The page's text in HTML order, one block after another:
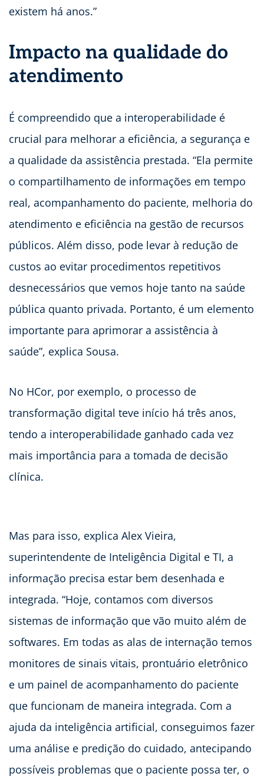
existem há anos.”
Impacto na qualidade do
atendimento
É compreendido que a interoperabilidade é
crucial para melhorar a eficiência, a segurança e
a qualidade da assistência prestada. “Ela permite
o compartilhamento de informações em tempo
real, acompanhamento do paciente, melhoria do
atendimento e eficiência na gestão de recursos
públicos. Além disso, pode levar à redução de
custos ao evitar procedimentos repetitivos
desnecessários que vemos hoje tanto na saúde
pública quanto privada. Portanto, é um elemento
importante para aprimorar a assistência à
saúde”, explica Sousa.
No HCor, por exemplo, o processo de
transformação digital teve início há três anos,
tendo a interoperabilidade ganhado cada vez
mais importância para a tomada de decisão
clínica.
Mas para isso, explica Alex Vieira,
superintendente de Inteligência Digital e TI, a
informação precisa estar bem desenhada e
integrada. “Hoje, contamos com diversos
sistemas de informação que vão muito além de
softwares. Em todas as alas de internação temos
monitores de sinais vitais, prontuário eletrônico
e um painel de acompanhamento do paciente
que funcionam de maneira integrada. Com a
ajuda da inteligência artificial, conseguimos fazer
uma análise e predição do cuidado, antecipando
possíveis problemas que o paciente possa ter, o